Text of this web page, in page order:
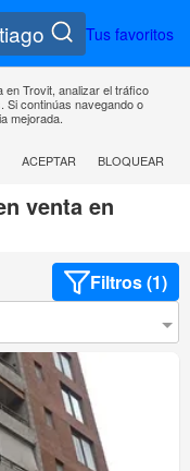
Tus favoritos
Trovit, analizar el tráfico
Si continúas navegando o
mejorada.
ACEPTAR
BLOQUEAR
venta en
Filtros (1)